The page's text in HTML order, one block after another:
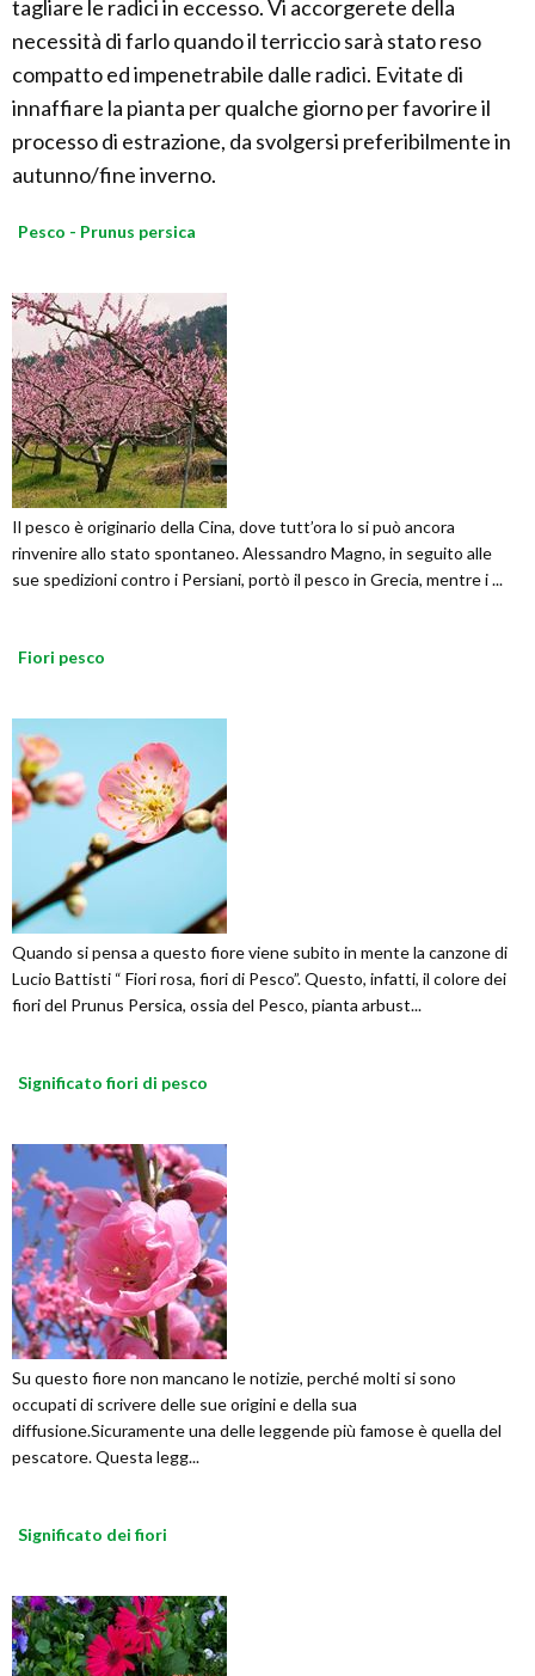
tagliare le radici in eccesso. Vi accorgerete della
necessità di farlo quando il terriccio sarà stato reso
compatto ed impenetrabile dalle radici. Evitate di
innaffiare la pianta per qualche giorno per favorire il
processo di estrazione, da svolgersi preferibilmente in
autunno/fine inverno.
Pesco - Prunus persica
Il pesco è originario della Cina, dove tutt’ora lo si può ancora
rinvenire allo stato spontaneo. Alessandro Magno, in seguito alle
sue spedizioni contro i Persiani, portò il pesco in Grecia, mentre i ...
Fiori pesco
Quando si pensa a questo fiore viene subito in mente la canzone di
Lucio Battisti “ Fiori rosa, fiori di Pesco”. Questo, infatti, il colore dei
fiori del Prunus Persica, ossia del Pesco, pianta arbust...
Significato fiori di pesco
Su questo fiore non mancano le notizie, perché molti si sono
occupati di scrivere delle sue origini e della sua
diffusione.Sicuramente una delle leggende più famose è quella del
pescatore. Questa legg...
Significato dei fiori